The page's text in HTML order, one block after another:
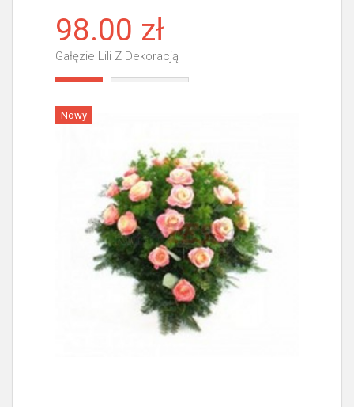
98.00 zł
Gałęzie Lili Z Dekoracją
Nowy